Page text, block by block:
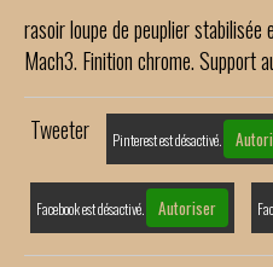
rasoir loupe de peuplier stabilisée
Mach3. Finition chrome. Support
Tweeter Pinterest est désactivé.
Facebook est désactivé. Autoriser